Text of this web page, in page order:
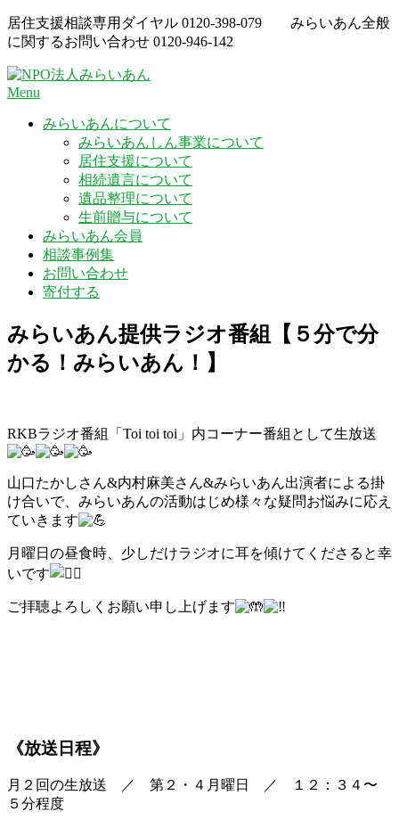
Skip
to
content
居住支援相談専用ダイヤル 0120-398-079
みらいあん全般
に関するお問い合わせ 0120-946-142
Menu
みらいあんについて
みらいあんしん事業について
居住支援について
相続遺言について
遺品整理について
生前贈与について
みらいあん会員
相談事例集
お問い合わせ
寄付する
みらいあん提供ラジオ番組【５分で分
かる！みらいあん！】
RKBラジオ番組「Toi toi toi」内コーナー番組として生放送
山口たかしさん&内村麻美さん&みらいあん出演者による掛
け合いで、みらいあんの活動はじめ様々な疑問お悩みに応え
ていきます
月曜日の昼食時、少しだけラジオに耳を傾けてくださると幸
いです
ご拝聴よろしくお願い申し上げます
《放送日程》
月２回の生放送 ／ 第２・４月曜日 ／ １２：３４〜
５分程度